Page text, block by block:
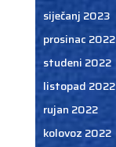
siječanj 2023
prosinac 2022
studeni 2022
listopad 2022
rujan 2022
kolovoz 2022